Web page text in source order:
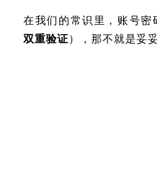
在我们的常识里，账号
双重验证），那不就是妥